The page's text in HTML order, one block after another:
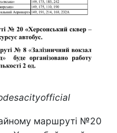
маршруті №20